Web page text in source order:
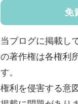
免
当ブログに掲載し
の著作権は各権利
す。
権利を侵害する意